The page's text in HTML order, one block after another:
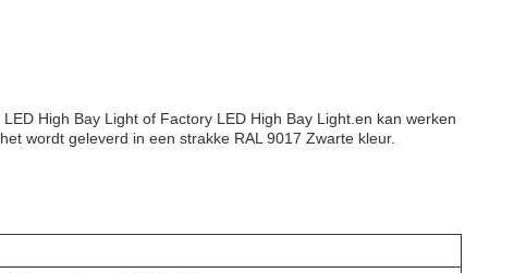
High Bay Light of Factory LED High Bay Light.en kan werken
wordt geleverd in een strakke RAL 9017 Zwarte kleur.